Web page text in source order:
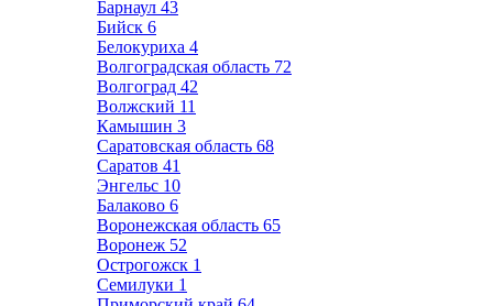
Барнаул 43
Бийск 6
Белокуриха 4
Волгоградская область 72
Волгоград 42
Волжский 11
Камышин 3
Саратовская область 68
Саратов 41
Энгельс 10
Балаково 6
Воронежская область 65
Воронеж 52
Острогожск 1
Семилуки 1